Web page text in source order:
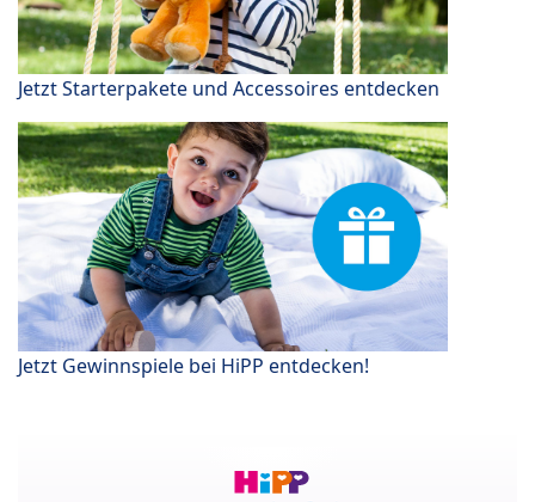
Jetzt Starterpakete und Accessoires entdecken
Jetzt Gewinnspiele bei HiPP entdecken!